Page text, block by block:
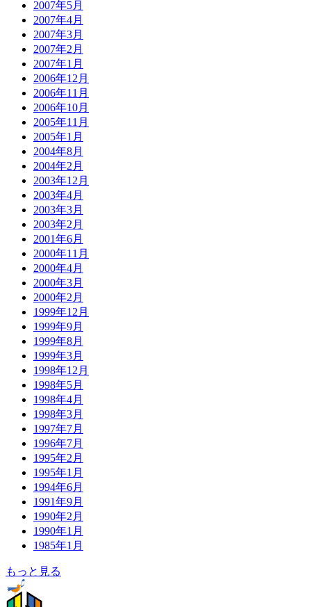
2007年5月
2007年4月
2007年3月
2007年2月
2007年1月
2006年12月
2006年11月
2006年10月
2005年11月
2005年1月
2004年8月
2004年2月
2003年12月
2003年4月
2003年3月
2003年2月
2001年6月
2000年11月
2000年4月
2000年3月
2000年2月
1999年12月
1999年9月
1999年8月
1999年3月
1998年12月
1998年5月
1998年4月
1998年3月
1997年7月
1996年7月
1995年2月
1995年1月
1994年6月
1991年9月
1990年2月
1990年1月
1985年1月
もっと見る